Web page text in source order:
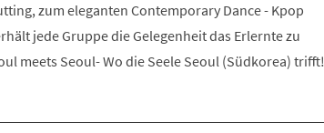
zum eleganten Contemporary Dance - Kpop
jede Gruppe die Gelegenheit das Erlernte zu
meets Seoul- Wo die Seele Seoul (Südkorea) trifft!